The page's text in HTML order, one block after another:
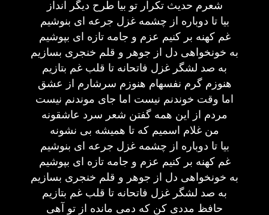
شعرم حدیث تکرار تو بیا طرح دیگر انداز
بیا تا دوباره از چشمه غزل جرعه ای بنوشیم
غم کهنه بر کنیم عزم و جامه تازه ای بپوشیم
به خونخواهی دل از جوهر و قلم خنجری بسازیم
به صد لشگر غزل فاتحانه تا قلب غم بتازیم
هنوزم گرم نفسهام هنوزم سرشارم از عشق
اما وقت خوندنم نیست اما جای موندنم نیست
مردم از این همه گفتن شعر سرد عاشقونه
من غلام اسمیم که تا همیشه بی نشونه
بیا تا دوباره از چشمه غزل جرعه ای بنوشیم
غم کهنه بر کنیم عزم و جامه تازه ای بپوشیم
به خونخواهی دل از جوهر و قلم خنجری بسازیم
به صد لشگر غزل فاتحانه تا قلب غم بتازیم
حافظ مددی کن که دمی مانده از تو آهی